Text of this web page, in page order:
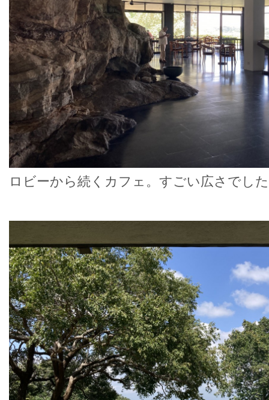
ロビーから続くカフェ。すごい広さでし